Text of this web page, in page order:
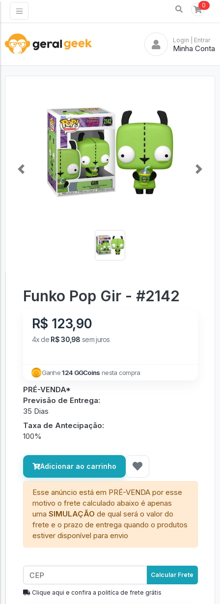
0
Login | Entrar
Minha Conta
Previous Next
Funko Pop Gir - #2142
R$ 123,90
4x de R$ 30,98 sem juros
Ganhe124 GGCoins nesta compra
PRÉ-VENDA*
Previsão de Entrega:
35 Dias
Taxa de Antecipação:
100%
Adicionar ao carrinho
Esse anúncio está em PRÉ-VENDA por esse
motivo o frete calculado abaixo é apenas
umaSIMULAÇÃO de qual será o valor do
frete e o prazo de entrega quando o produtos
estiver disponível para envio
Calcular Frete
Clique aqui e confira a politíca de frete grátis